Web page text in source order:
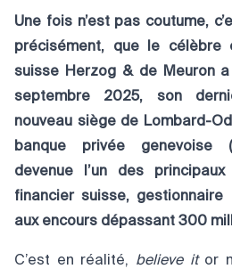
Une fois n’est pas coutume,
précisément, que le célèbre
suisse Herzog & de Meuron
septembre 2025, son
nouveau siège de Lombard-
banque privée genevoise
devenue l’un des
financier suisse,
aux encours dépassant 300
C’est en réalité, believe it or